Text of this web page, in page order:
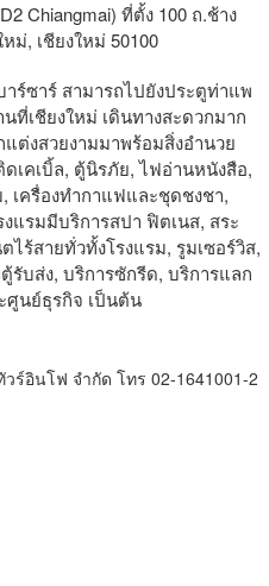
Chiangmai) ที่ตั้ง 100 ถ.ช้าง
ม่, เชียงใหม่ 50100
ร์ซาร์ สามารถไปยังประตูท่าแพ
ที่เชียงใหม่ เดินทางสะดวกมาก
ต่งสวยงามมาพร้อมสิ่งอำนวย
เคเบิ้ล, ตู้นิรภัย, ไฟอ่านหนังสือ,
เครื่องทำกาแฟและชุดชงชา,
แรมมีบริการสปา ฟิตเนส, สระ
ไร้สายทั่วทั้งโรงแรม, รูมเซอร์วิส,
บส่ง, บริการซักรีด, บริการแลก
ศูนย์ธุรกิจ เป็นต้น
ร์อินโฟ จำกัด โทร 02-1641001-2